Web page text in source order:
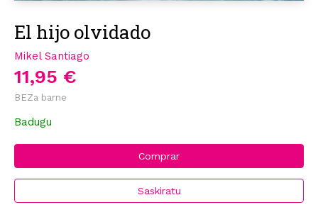
El hijo olvidado
Mikel Santiago
11,95 €
BEZa barne
Badugu
Comprar
Saskiratu